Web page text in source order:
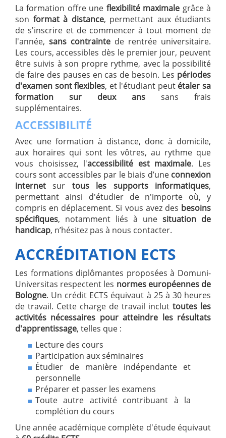
La formation offre une flexibilité maximale grâce à
son format à distance, permettant aux étudiants
de s'inscrire et de commencer à tout moment de
l'année, sans contrainte de rentrée universitaire.
Les cours, accessibles dès le premier jour, peuvent
être suivis à son propre rythme, avec la possibilité
de faire des pauses en cas de besoin. Les périodes
d'examen sont flexibles, et l'étudiant peut étaler sa
formation sur deux ans sans frais
supplémentaires.
ACCESSIBILITÉ
Avec une formation à distance, donc à domicile,
aux horaires qui sont les vôtres, au rythme que
vous choisissez, l'accessibilité est maximale. Les
cours sont accessibles par le biais d’une connexion
internetsur tous les supports informatiques,
permettant ainsi d'étudier de n'importe où, y
compris en déplacement. Si vous avez des besoins
spécifiques, notamment liés à une situation de
handicap, n’hésitez pas à nous contacter.
ACCRÉDITATION ECTS
Les formations diplômantes proposées à Domuni-
Universitas respectent les normes européennes de
Bologne. Un crédit ECTS équivaut à 25 à 30 heures
de travail. Cette charge de travail inclut toutes les
activités nécessaires pour atteindre les résultats
d'apprentissage, telles que :
Lecture des cours
Participation aux séminaires
Étudier de manière indépendante et
personnelle
Préparer et passer les examens
Toute autre activité contribuant à la
complétion du cours
Une année académique complète d'étude équivaut